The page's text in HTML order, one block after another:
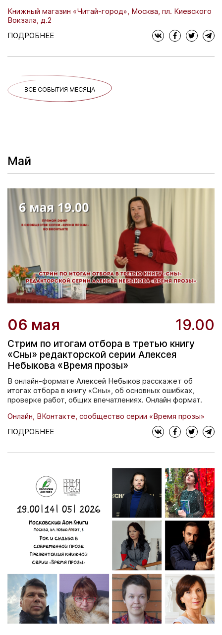
Книжный магазин «Читай-город», Москва, пл. Киевского
Вокзала, д.2
ПОДРОБНЕЕ
ВСЕ СОБЫТИЯ МЕСЯЦА
Май
06 мая 19.00
Стрим по итогам отбора в третью книгу
«Сны» редакторской серии Алексея
Небыкова «Время прозы»
В онлайн-формате Алексей Небыков расскажет об
итогах отбора в книгу «Сны», об основных ошибках,
проверке работ, общих впечатлениях. Онлайн формат.
Онлайн, ВКонтакте, сообщество серии «Время прозы»
ПОДРОБНЕЕ